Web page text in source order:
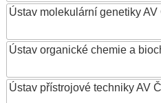
Ústav molekulární genetiky AV
Ústav organické chemie a
Ústav přístrojové techniky AV